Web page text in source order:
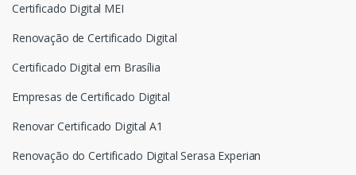
Certificado Digital MEI
Renovação de Certificado Digital
Certificado Digital em Brasília
Empresas de Certificado Digital
Renovar Certificado Digital A1
Renovação do Certificado Digital Serasa Experian